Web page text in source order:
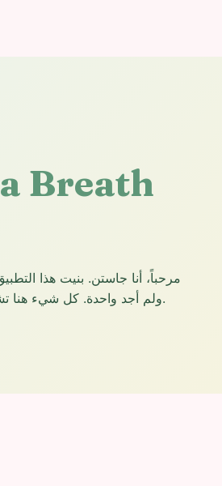
مرحباً، أنا جاستن. بنيت هذا
ولم أجد واحدة. كل شيء هنا تشكل من خلال الاستخدام الحقيقي والملاحظات الحقيقية.